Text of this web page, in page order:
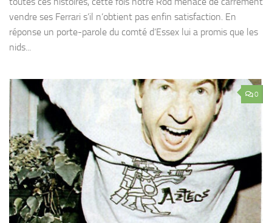
vendre ses Ferrari s’il n’obtient pas enfin satisfaction. En
réponse un porte-parole du comté d’Essex lui a promis que les
nids...
0